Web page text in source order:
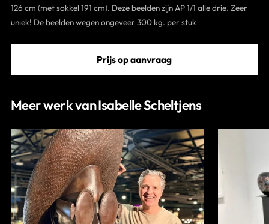
126 cm (met sokkel 191 cm). Deze beelden zijn AP 1/1 alle drie. Zeer
uniek! De beelden wegen ongeveer 300 kg. per stuk
Prijs op aanvraag
Meer werk van Isabelle Scheltjens